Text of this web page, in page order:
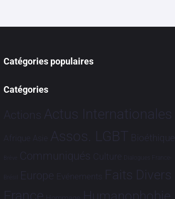
Catégories populaires
Catégories
Actions Actus Internationales
Afrique Asie Assos. LGBT Bioéthique
Brève Communiqués Culture Dialogues France-
Brésil Europe Evénements Faits Divers
Humanophobie